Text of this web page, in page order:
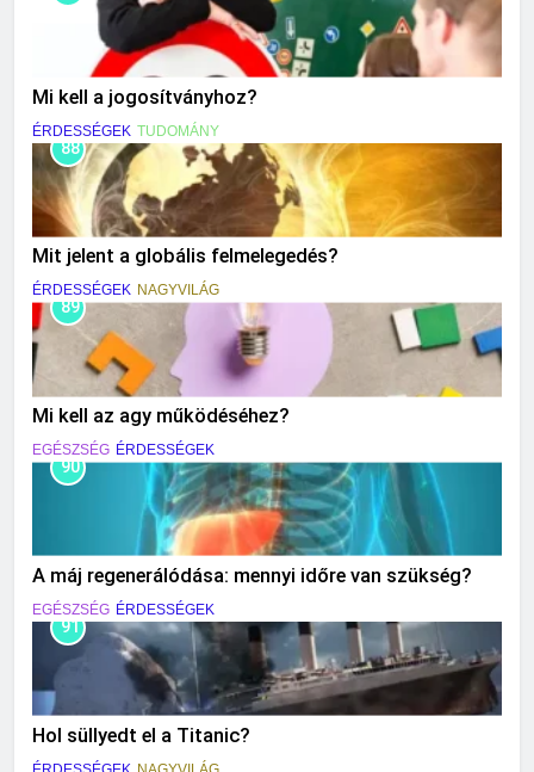
Mi kell a jogosítványhoz?
ÉRDESSÉGEK TUDOMÁNY
88
Mit jelent a globális felmelegedés?
ÉRDESSÉGEK NAGYVILÁG
89
Mi kell az agy működéséhez?
EGÉSZSÉG ÉRDESSÉGEK
90
A máj regenerálódása: mennyi időre van szükség?
EGÉSZSÉG ÉRDESSÉGEK
91
Hol süllyedt el a Titanic?